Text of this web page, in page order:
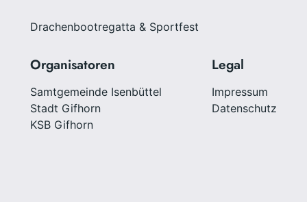
Drachenbootregatta & Sportfest
Organisatoren
Samtgemeinde Isenbüttel
Stadt Gifhorn
KSB Gifhorn
Legal
Impressum
Datenschutz